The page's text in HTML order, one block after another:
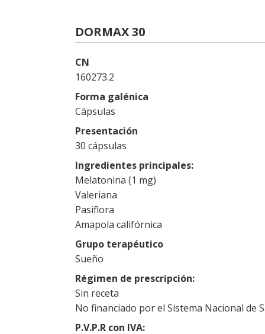
DORMAX 30
CN
160273.2
Forma galénica
Cápsulas
Presentación
30 cápsulas
Ingredientes principales
Melatonina (1 mg)
Valeriana
Pasiflora
Amapola califórnica
Grupo terapéutico
Sueño
Régimen de prescripción
Sin receta
No financiado por el Sistema Nacional de
P.V.P.R con IVA